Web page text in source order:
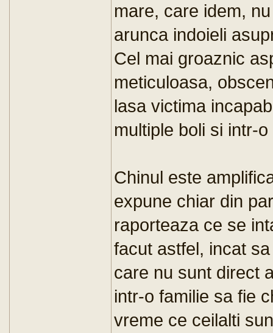
mare, care idem,
arunca indoieli
Cel mai groaznic
meticuloasa,
lasa victima
multiple boli si intr-
Chinul este
expune chiar din
raporteaza ce se
facut astfel, incat
care nu sunt direct
intr-o familie sa fie
vreme ce ceilalti